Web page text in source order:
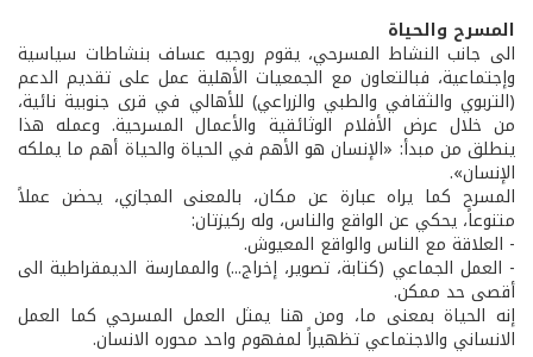
المسرح والحياة
الى جانب النشاط المسرحي، يقوم روجيه عساف بنشاطات سياسية
وإجتماعية، فبالتعاون مع الجمعيات الأهلية عمل على تقديم الدعم
(التربوي والثقافي والطبي والزراعي) للأهالي في قرى جنوبية نائية،
من خلال عرض الأفلام الوثائقية والأعمال المسرحية. وعمله هذا
ينطلق من مبدأ: «الإنسان هو الأهم في الحياة والحياة أهم ما يملكه
الإنسان».
المسرح كما يراه عبارة عن مكان، بالمعنى المجازي، يحضن عملاً
متنوعاً، يحكي عن الواقع والناس، وله ركيزتان:
- العلاقة مع الناس والواقع المعيوش.
- العمل الجماعي (كتابة، تصوير، إخراج...) والممارسة الديمقراطية الى
أقصى حد ممكن.
إنه الحياة بمعنى ما، ومن هنا يمثل العمل المسرحي كما العمل
الانساني والاجتماعي تظهيراً لمفهوم واحد محوره الانسان.